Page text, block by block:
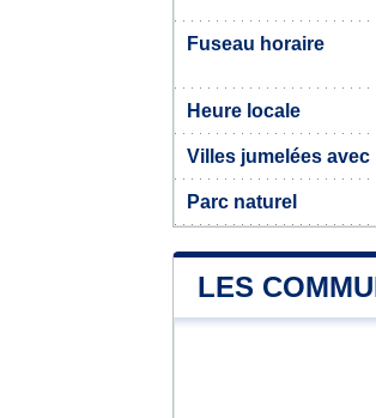
Fuseau horaire
Heure locale
Villes jumelées avec
Parc naturel
LES